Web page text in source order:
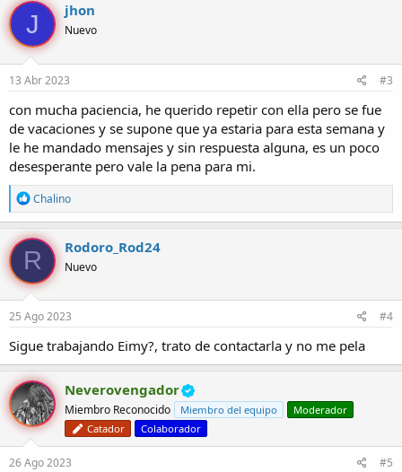
J jhon
Nuevo
13 Abr 2023 #3
con mucha paciencia, he querido repetir con ella pero se fue
de vacaciones y se supone que ya estaria para esta semana y
le he mandado mensajes y sin respuesta alguna, es un poco
desesperante pero vale la pena para mi.
R
e
a
c
c
i
o
n
e
s
:
Chalino
R Rodoro_Rod24
Nuevo
25 Ago 2023 #4
Sigue trabajando Eimy?, trato de contactarla y no me pela
Neverovengador
Miembro Reconocido Miembro del equipo
Moderador
Catador
Colaborador
26 Ago 2023 #5